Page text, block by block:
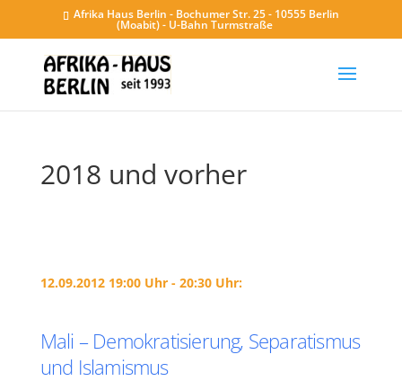
Afrika Haus Berlin - Bochumer Str. 25 - 10555 Berlin
(Moabit) - U-Bahn Turmstraße
2018 und vorher
12.09.2012 19:00 Uhr - 20:30 Uhr:
Mali – Demokratisierung, Separatismus
und Islamismus